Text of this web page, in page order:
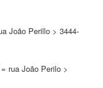
João Perillo > 3444-
rua João Perilo >